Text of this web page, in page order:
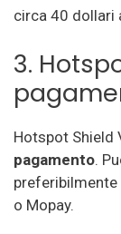
circa 40 dollari
3.
Hotspot Shield
pagamento.
preferibilmente
o Mopay.